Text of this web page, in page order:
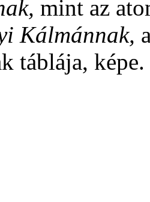
mint az
Kálmánnak,
táblája, képe.